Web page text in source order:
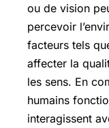
ou de vision
percevoir
facteurs tels
affecter la
les sens. En
humains
interagissent